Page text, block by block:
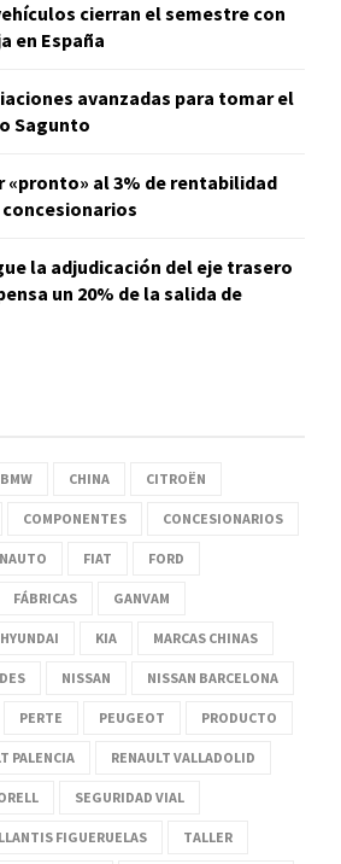
cierran el semestre con
en España
avanzadas para tomar el
Sagunto
«pronto» al 3% de rentabilidad
concesionarios
la adjudicación del eje trasero
un 20% de la salida de
BMW CHINA CITROËN
COMPONENTES CONCESIONARIOS
FIAT FORD
FÁBRICAS GANVAM
HYUNDAI KIA MARCAS CHINAS
NISSAN NISSAN BARCELONA
PERTE PEUGEOT PRODUCTO
PALENCIA RENAULT VALLADOLID
SEGURIDAD VIAL
FIGUERUELAS TALLER